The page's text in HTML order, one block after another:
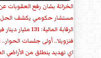
الخزانة بشان رفع العقوبات
مستشار حكومي يكشف الحل
الرقابة المالية: 131 مليار دينار فرق في حسابات الكهرباء مع الجانب الإيراني
فنزويلا.. أولى جلسات
اي تهديد ينطلق من الأراضي